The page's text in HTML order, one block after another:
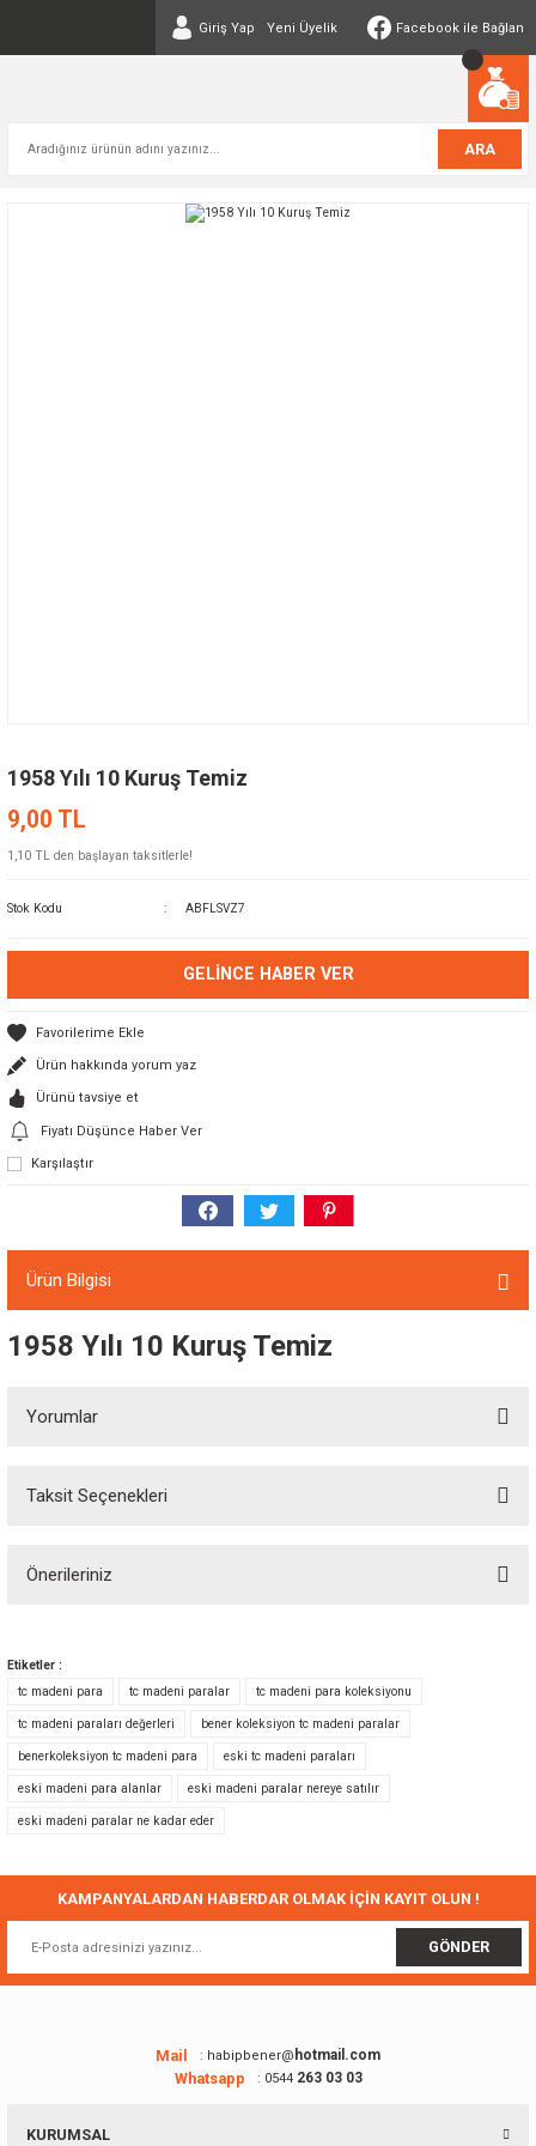
Giriş Yap Yeni Üyelik Facebook ile Bağlan
ARA
1958 Yılı 10 Kuruş Temiz
9,00 TL
1,10 TL den başlayan taksitlerle!
Stok Kodu ABFLSVZ7
GELINCE HABER VER
Ürün hakkında yorum yaz
Ürünü tavsiye et
Fiyatı Düşünce Haber Ver
Karşılaştır
Ürün Bilgisi
1958 Yılı 10 Kuruş Temiz
Yorumlar
Taksit Seçenekleri
Önerileriniz
Görüş ve önerileriniz için teşekkür ederiz.
Ürün resmi kalitesiz, bozuk veya görüntülenemiyor.
Ürün açıklamasında eksik bilgiler bulunuyor.
Ürün bilgilerinde hatalar bulunuyor.
Bu ürüne benzer farklı alternatifler olmalı.
Gönder
Etiketler :
tc madeni para
tc madeni paralar tc madeni para koleksiyonu
tc madeni paraları değerleri bener koleksiyon tc madeni paralar
benerkoleksiyon tc madeni para eski tc madeni paraları
eski madeni para alanlar eski madeni paralar nereye satılır
eski madeni paralar ne kadar eder
KAMPANYALARDAN HABERDAR OLMAK İÇİN KAYIT OLUN !
GÖNDER
Mail : habipbener@ hotmail.com
Whatsapp : 0544263 03 03
KURUMSAL